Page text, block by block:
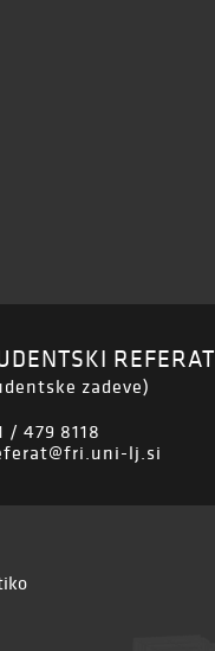
REFERAT
zadeve)
/ 479 8118
lj.si